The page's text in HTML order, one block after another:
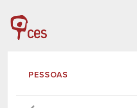
PESSOAS